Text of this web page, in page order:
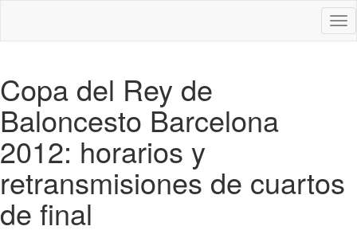
Copa del Rey de
Baloncesto Barcelona
2012: horarios y
retransmisiones de cuartos
de final